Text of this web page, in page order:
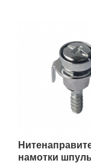
намотки